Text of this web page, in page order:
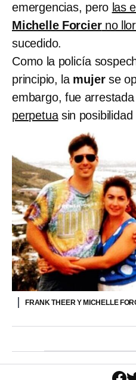
emergencias, pero las
Michelle Forcierno
sucedido.
Como la policía
principio, la mujerse
embargo, fue
perpetuasin posibilidad
FRANK THEER Y MICHELLE